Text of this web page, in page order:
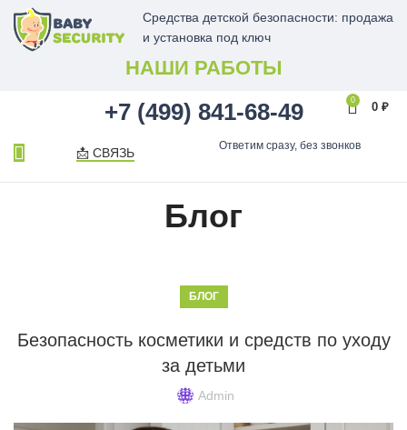
Средства детской безопасности: продажа
и установка под ключ
НАШИ РАБОТЫ
+7 (499) 841-68-49 0
0 ₽
📩 СВЯЗЬ Ответим сразу, без звонков
Блог
БЛОГ
Безопасность косметики и средств по уходу
за детьми
Admin